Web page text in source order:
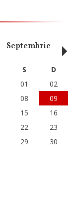
Septembrie
S
D
01
02
08
09
15
16
22
23
29
30